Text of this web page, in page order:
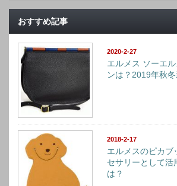
おすすめ記事
2020-2-27
エルメス ソーエ
ンは？2019年秋
2018-2-17
エルメスのピカブ
セサリーとして活
は？